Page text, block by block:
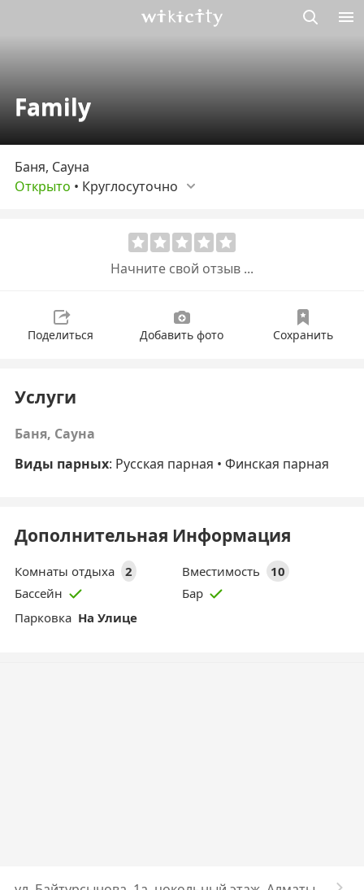
Family
Баня, Сауна
Открыто • Круглосуточно
Начните свой отзыв ...
Поделиться Добавить фото Сохранить
Услуги
Баня, Сауна
Виды парных: Русская парная • Финская парная
Дополнительная Информация
Комнаты отдыха 2 Вместимость
10
Бассейн
Бар
Парковка На Улице